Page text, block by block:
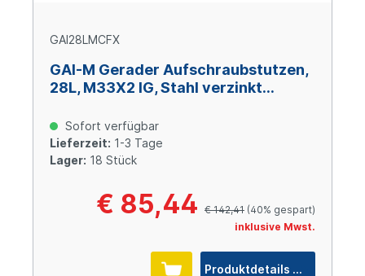
GAI28LMCFX
GAI-M Gerader Aufschraubstutzen,
28L, M33X2 IG, Stahl verzinkt
Sofort verfügbar
Lieferzeit: 1-3 Tage
Lager: 18 Stück
€ 85,44 € 142,41 (40% gespart)
inklusive Mwst.
Produktdetails